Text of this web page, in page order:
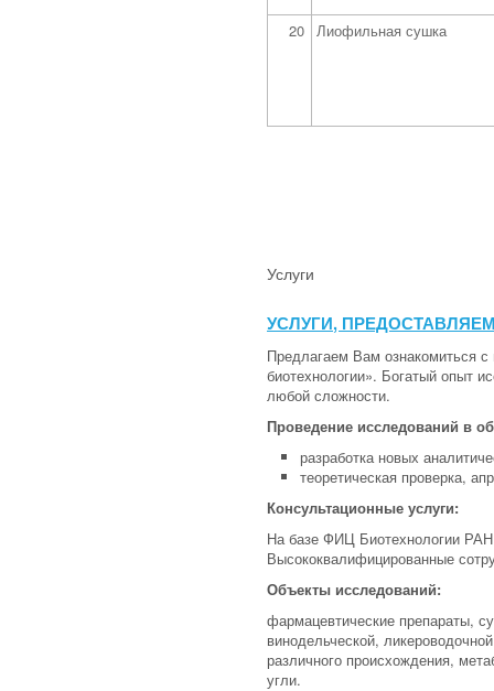
20 Лиофильная сушка
Услуги
УСЛУГИ,
Предлагаем Вам ознакомиться
биотехнологии». Богатый опыт
любой сложности.
Проведение исследований в
разработка новых
теоретическая проверка,
Консультационные услуги:
На базе ФИЦ Биотехнологии РАН
Высококвалифицированные
Объекты исследований:
фармацевтические препараты,
винодельческой,
различного происхождения,
угли.